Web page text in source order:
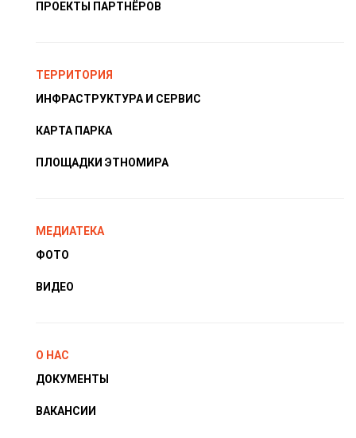
ПРОЕКТЫ ПАРТНЁРОВ
ТЕРРИТОРИЯ
ИНФРАСТРУКТУРА И СЕРВИС
КАРТА ПАРКА
ПЛОЩАДКИ ЭТНОМИРА
МЕДИАТЕКА
ФОТО
ВИДЕО
О НАС
ДОКУМЕНТЫ
ВАКАНСИИ